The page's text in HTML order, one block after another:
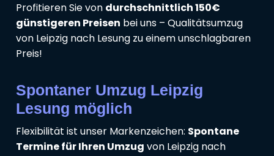
Profitieren Sie von durchschnittlich 150€
günstigeren Preisen bei uns – Qualitätsumzug
von Leipzig nach Lesung zu einem unschlagbaren
Preis!
Spontaner Umzug Leipzig
Lesung möglich
Flexibilität ist unser Markenzeichen: Spontane
Termine für Ihren Umzug von Leipzig nach